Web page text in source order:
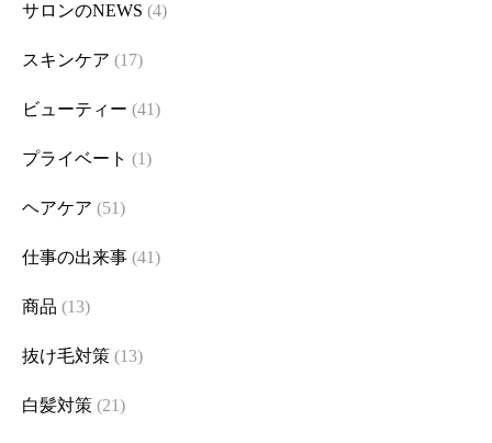
サロンのNEWS (4)
スキンケア (17)
ビューティー (41)
プライベート (1)
ヘアケア (51)
仕事の出来事 (41)
商品 (13)
抜け毛対策 (13)
白髪対策 (21)